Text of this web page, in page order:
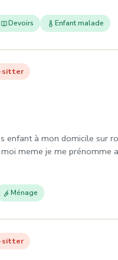
Devoirs Enfant malade
sitter
enfant à mon domicile sur
meme je me prénomme
Ménage
sitter